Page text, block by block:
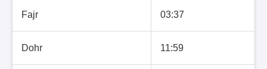
Fajr 03:37
Dohr 11:59